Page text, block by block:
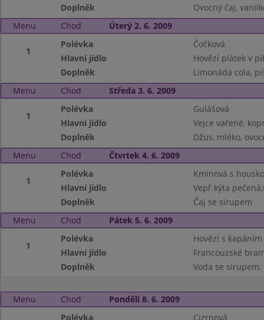
Doplněk
Ovocný čaj,
Menu
Chod Úterý 2. 6. 2009
1
Polévka
Čočková
Hlavní jídlo
Hovězí plátek v
Doplněk
Limonáda cola,
Menu
Chod Středa 3. 6. 2009
1
Polévka
Gulášová
Hlavní jídlo
Vejce vařené,
Doplněk
Džus, mléko,
Menu
Chod Čtvrtek 4. 6. 2009
1
Polévka
Kmínová s
Hlavní jídlo
Vepř.kýta
Doplněk
Čaj se sirupem
Menu
Chod Pátek 5. 6. 2009
1
Polévka
Hovězí s kapáním
Hlavní jídlo
Francouzské
Doplněk
Voda se
Menu Chod Pondělí 8. 6. 2009
Polévka
Cizrnová